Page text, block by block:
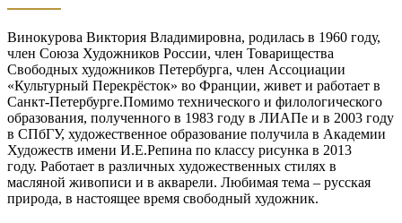
Винокурова Виктория Владимировна, родилась в 1960 году,
член Союза Художников России, член Товарищества
Свободных художников Петербурга, член Ассоциации
«Культурный Перекрёсток» во Франции, живет и работает в
Санкт-Петербурге.Помимо технического и филологического
образования, полученного в 1983 году в ЛИАПе и в 2003 году
в СПбГУ, художественное образование получила в Академии
Художеств имени И.Е.Репина по классу рисунка в 2013
году. Работает в различных художественных стилях в
масляной живописи и в акварели. Любимая тема – русская
природа, в настоящее время свободный художник.